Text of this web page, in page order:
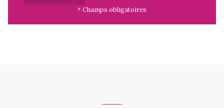
* Champs obligatoires